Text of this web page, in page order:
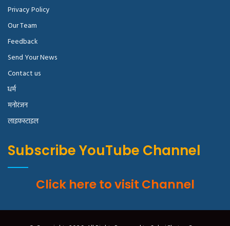
Privacy Policy
Our Team
Feedback
Send Your News
Contact us
धर्म
मनोरंजन
लाइफस्टाइल
Subscribe YouTube Channel
Click here to visit Channel